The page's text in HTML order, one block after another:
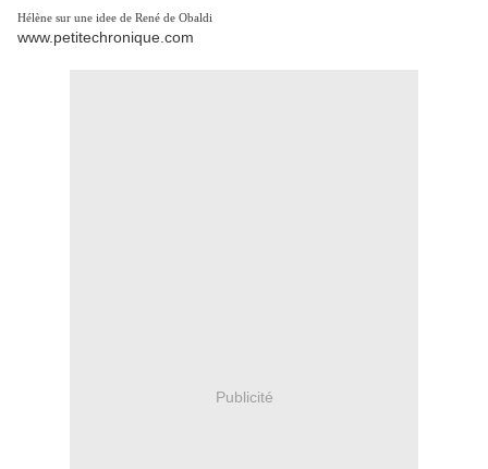
Hélène sur une idee de René de Obaldi
www.petitechronique.com
Publicité